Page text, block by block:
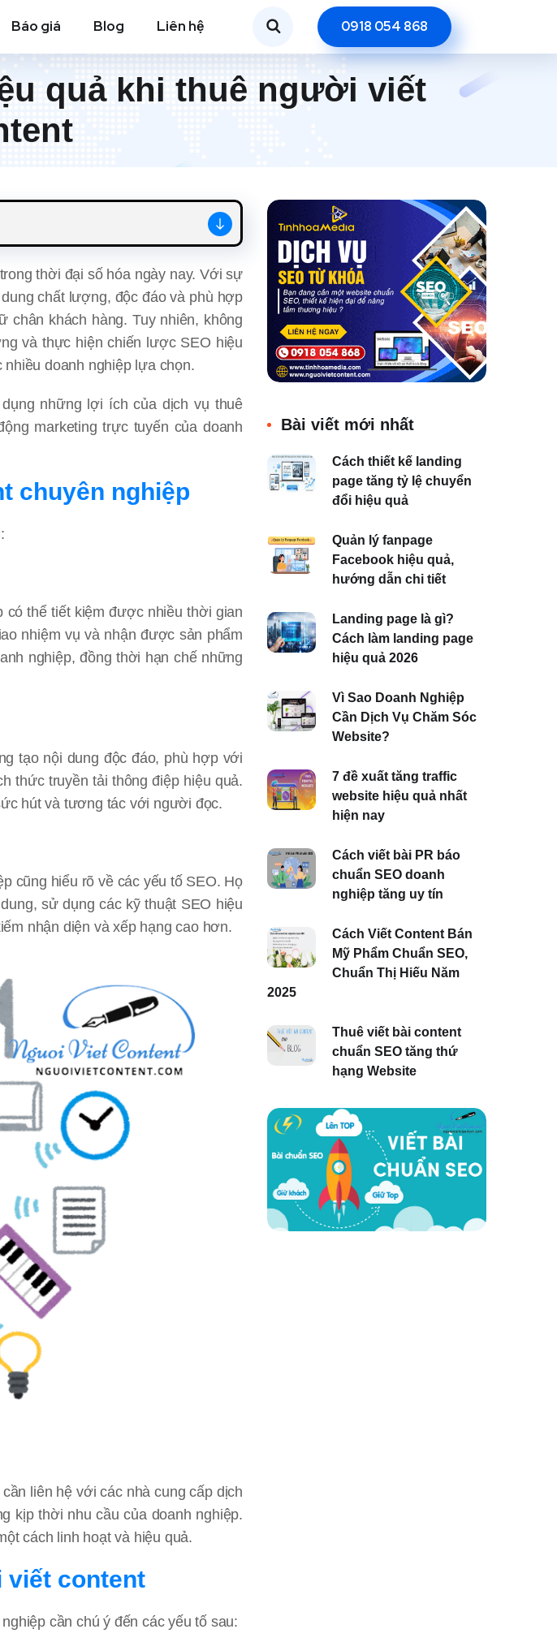
Báo giá Blog Liên hệ 0918 054 868
quả khi thuê người viết
thời đại số hóa ngày nay. Với sự
chất lượng, độc đáo và phù hợp
khách hàng. Tuy nhiên, không
và thực hiện chiến lược SEO hiệu
doanh nghiệp lựa chọn.
những lợi ích của dịch vụ thuê
marketing trực tuyến của doanh
chuyên nghiệp
thể tiết kiệm được nhiều thời gian
nhiệm vụ và nhận được sản phẩm
nghiệp, đồng thời hạn chế những
tạo nội dung độc đáo, phù hợp với
thức truyền tải thông điệp hiệu quả.
hút và tương tác với người đọc.
cũng hiểu rõ về các yếu tố SEO. Họ
sử dụng các kỹ thuật SEO hiệu
nhận diện và xếp hạng cao hơn.
liên hệ với các nhà cung cấp dịch
kịp thời nhu cầu của doanh nghiệp.
cách linh hoạt và hiệu quả.
viết content
cần chú ý đến các yếu tố sau:
Bài viết mới nhất
Cách thiết kế landing
page tăng tỷ lệ chuyển
đổi hiệu quả
Quản lý fanpage
Facebook hiệu quả,
hướng dẫn chi tiết
Landing page là gì?
Cách làm landing page
hiệu quả 2026
Vì Sao Doanh Nghiệp
Cần Dịch Vụ Chăm Sóc
Website?
7 đề xuất tăng traffic
website hiệu quả nhất
hiện nay
Cách viết bài PR báo
chuẩn SEO doanh
nghiệp tăng uy tín
Cách Viết Content Bán
Mỹ Phẩm Chuẩn SEO,
Chuẩn Thị Hiếu Năm
2025
Thuê viết bài content
chuẩn SEO tăng thứ
hạng Website